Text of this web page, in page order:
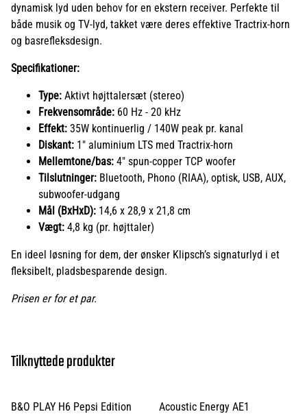
dynamisk lyd uden behov for en ekstern receiver. Perfekte til
både musik og TV-lyd, takket være deres effektive Tractrix-horn
og basrefleksdesign.
Specifikationer:
Type: Aktivt højttalersæt (stereo)
Frekvensområde: 60 Hz - 20 kHz
Effekt: 35W kontinuerlig / 140W peak pr. kanal
Diskant: 1" aluminium LTS med Tractrix-horn
Mellemtone/bas: 4" spun-copper TCP woofer
Tilslutninger: Bluetooth, Phono (RIAA), optisk, USB, AUX,
subwoofer-udgang
Mål (BxHxD): 14,6 x 28,9 x 21,8 cm
Vægt: 4,8 kg (pr. højttaler)
En ideel løsning for dem, der ønsker Klipsch’s signaturlyd i et
fleksibelt, pladsbesparende design.
Prisen er for et par.
Tilknyttede produkter
B&O PLAY H6 Pepsi Edition
Acoustic Energy AE1